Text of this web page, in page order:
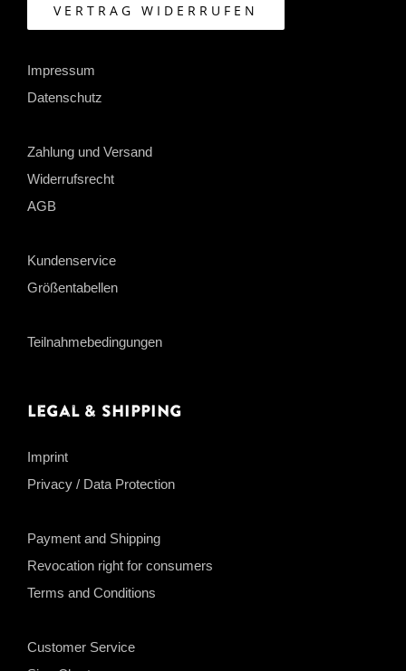
VERTRAG WIDERRUFEN
Impressum
Datenschutz
Zahlung und Versand
Widerrufsrecht
AGB
Kundenservice
Größentabellen
Teilnahmebedingungen
Legal & Shipping
Imprint
Privacy / Data Protection
Payment and Shipping
Revocation right for consumers
Terms and Conditions
Customer Service